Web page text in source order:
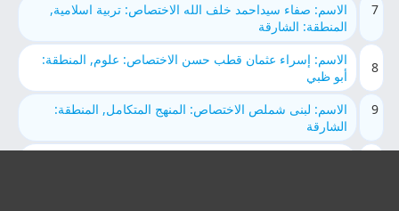
7
الاسم: صفاء سيداحمد خلف الله الاختصاص: تربية اسلامية,
المنطقة: الشارقة
8
الاسم: إسراء عثمان قطب حسن الاختصاص: علوم, المنطقة:
أبو ظبي
9
الاسم: لبنى شملص الاختصاص: المنهج المتكامل, المنطقة:
الشارقة